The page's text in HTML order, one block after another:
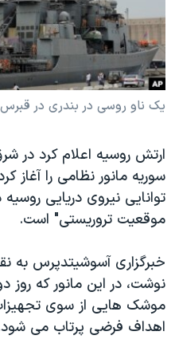
فرهنگ و زندگی
حقوق شهروندی
اقتصادی
علم و فناوری
گالری عکس
آرشیو پخش زنده
مستندها
انتخابات ریاست جمهوری آمریکا
حمله جمهوری اسلامی به
رمز مهسا
اعتراضات زن، زندگی، آزادی
مجموعه مستندهای دادخواهی
تریبونال مردمی آبان ۹۸
چهل سال گروگان‌گیری
قانون شفافیت دارائی کادر
اعتراضات مردمی آبان ۹۸
دنبال کنید
یک ناو روسی در بندری در قبرس -
ارتش روسیه اعلام کرد در
سوریه مانور نظامی را آغاز
توانایی نیروی دریایی
موقعیت تروریستی" است.
خبرگزاری آسوشیتدپرس به
نوشت، در این مانور که روز
موشک هایی از سوی
اهداف فرضی پرتاب می